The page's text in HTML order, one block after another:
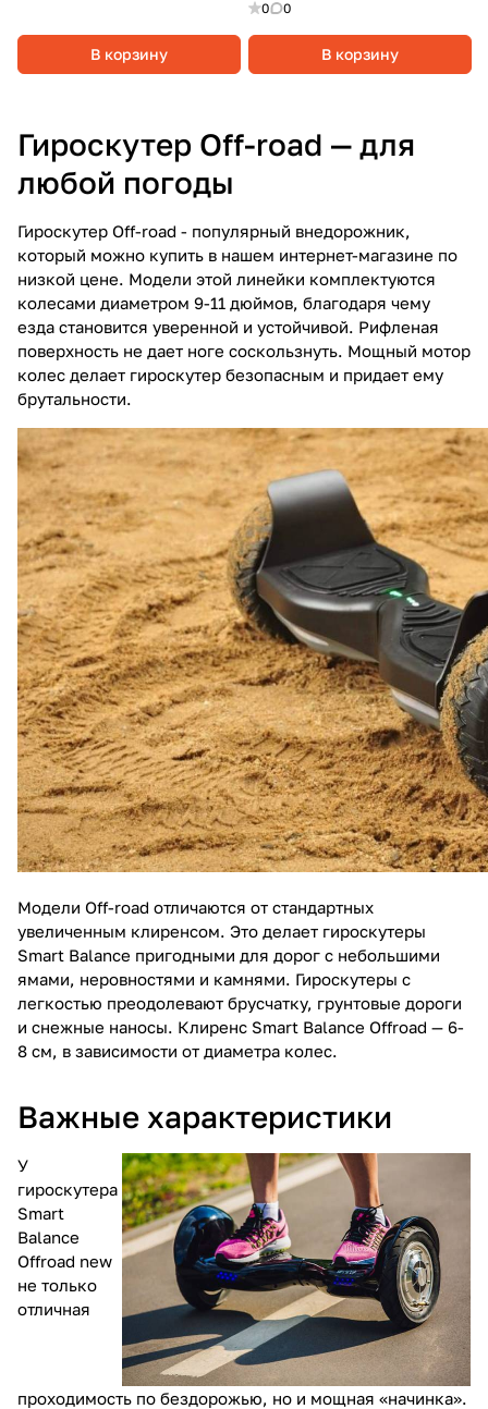
В корзину
0 0
В корзину
Гироскутер Off-road — для
любой погоды
Гироскутер Off-road - популярный внедорожник,
который можно купить в нашем интернет-магазине по
низкой цене. Модели этой линейки комплектуются
колесами диаметром 9-11 дюймов, благодаря чему
езда становится уверенной и устойчивой. Рифленая
поверхность не дает ноге соскользнуть. Мощный мотор
колес делает гироскутер безопасным и придает ему
брутальности.
Модели Off-road отличаются от стандартных
увеличенным клиренсом. Это делает гироскутеры
Smart Balance пригодными для дорог с небольшими
ямами, неровностями и камнями. Гироскутеры с
легкостью преодолевают брусчатку, грунтовые дороги
и снежные наносы. Клиренс Smart Balance Offroad — 6-
8 см, в зависимости от диаметра колес.
Важные характеристики
У
гироскутера
Smart
Balance
Offroad new
не только
отличная
проходимость по бездорожью, но и мощная «начинка».